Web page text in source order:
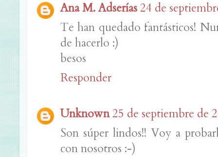
Ana M. Adserías24 de
Te han quedado fantásticos!
de hacerlo :)
besos
Responder
Unknown25 de septiembre de
Son súper lindos!! Voy a
con nosotros :-)